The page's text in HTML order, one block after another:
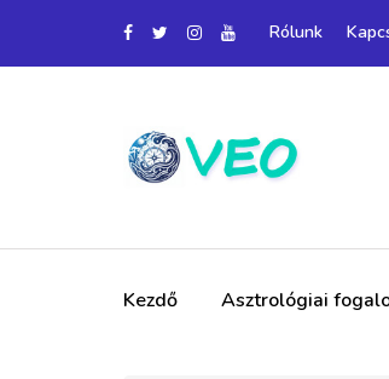
Rólunk
Kezdő Asztrológiai